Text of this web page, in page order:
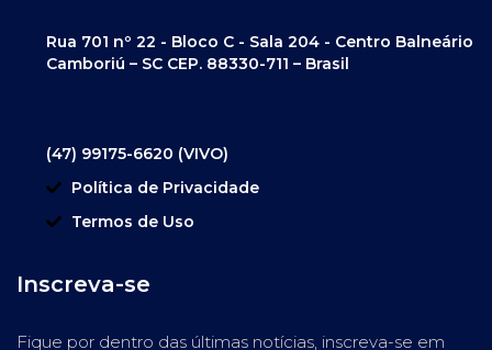
Rua 701 nº 22 - Bloco C - Sala 204 - Centro Balneário
Camboriú – SC CEP. 88330-711 – Brasil
(47) 99175-6620 (VIVO)
Política de Privacidade
Termos de Uso
Inscreva-se
Fique por dentro das últimas notícias, inscreva-se em